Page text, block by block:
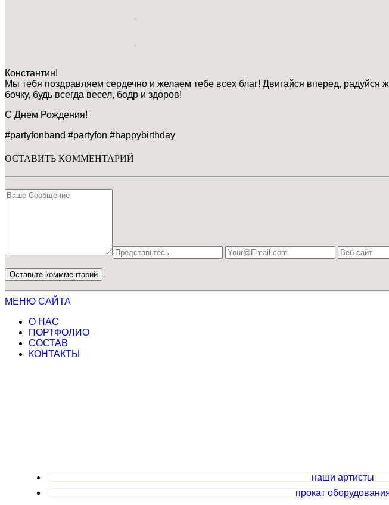
Константин!
Мы тебя поздравляем сердечно и желаем тебе всех благ! Двигайся вперед,
бочку, будь всегда весел, бодр и здоров!
С Днем Рождения!
#partyfonband #partyfon #happybirthday
ОСТАВИТЬ КОММЕНТАРИЙ
МЕНЮ САЙТА
О НАС
ПОРТФОЛИО
СОСТАВ
КОНТАКТЫ
наши артисты
прокат